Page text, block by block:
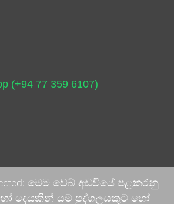
(+94 77 359 6107)
මෙම වෙබ් අඩවියේ පළකරනු
දෙයකින් යම් පුද්ගලයකුට හෝ